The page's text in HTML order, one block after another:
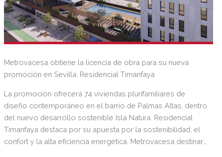
Metrovacesa obtiene la licencia de obra para su nueva
promoción en Sevilla: Residencial Timanfaya
La promoción ofrecerá 74 viviendas plurifamiliares de
diseño contemporáneo en el barrio de Palmas Altas, dentro
del nuevo desarrollo sostenible Isla Natura. Residencial
Timanfaya destaca por su apuesta por la sostenibilidad, el
confort y la alta eficiencia energética. Metrovacesa destinará